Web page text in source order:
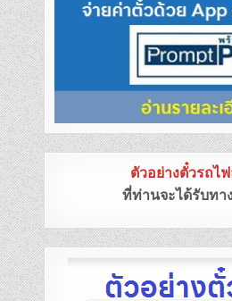
ตัวอย่างตั๋วรถไ
ที่ท่านจะได้รับทา